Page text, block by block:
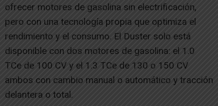
ofrecer motores de gasolina sin electrificación,
pero con una tecnología propia que optimiza el
rendimiento y el consumo. El Duster solo está
disponible con dos motores de gasolina: el 1.0
TCe de 100 CV y el 1.3 TCe de 130 o 150 CV
ambos con cambio manual o automático y tracción
delantera o total.